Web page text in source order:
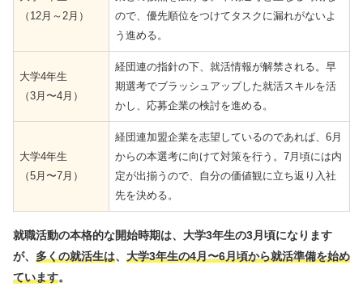
（12月～2月）
ので、優先順位をつけてタスクに漏れがないよ
う進める。
大学4年生
（3月〜4月）
経団連の指針の下、就活情報が解禁される。早
期選考でブラッシュアップした就活スキルを活
かし、応募企業の検討を進める。
大学4年生
（5月〜7月）
経団連加盟企業を志望しているのであれば、6月
からの本選考に向けて対策を行う。7月頃には内
定が出揃うので、自分の価値観に立ち返り入社
先を決める。
就職活動の本格的な開始時期は、大学3年生の3月頃になります
が、 多くの就活生は、 大学3年生の4月〜6月頃から就活準備を始め
ています。